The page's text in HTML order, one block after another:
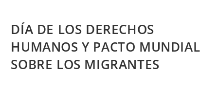
DÍA DE LOS DERECHOS
HUMANOS Y PACTO MUNDIAL
SOBRE LOS MIGRANTES